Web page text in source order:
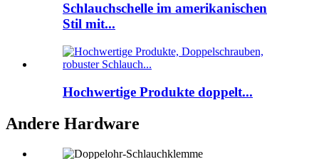
Schlauchschelle im amerikanischen
Stil mit...
Hochwertige Produkte doppelt...
Andere Hardware